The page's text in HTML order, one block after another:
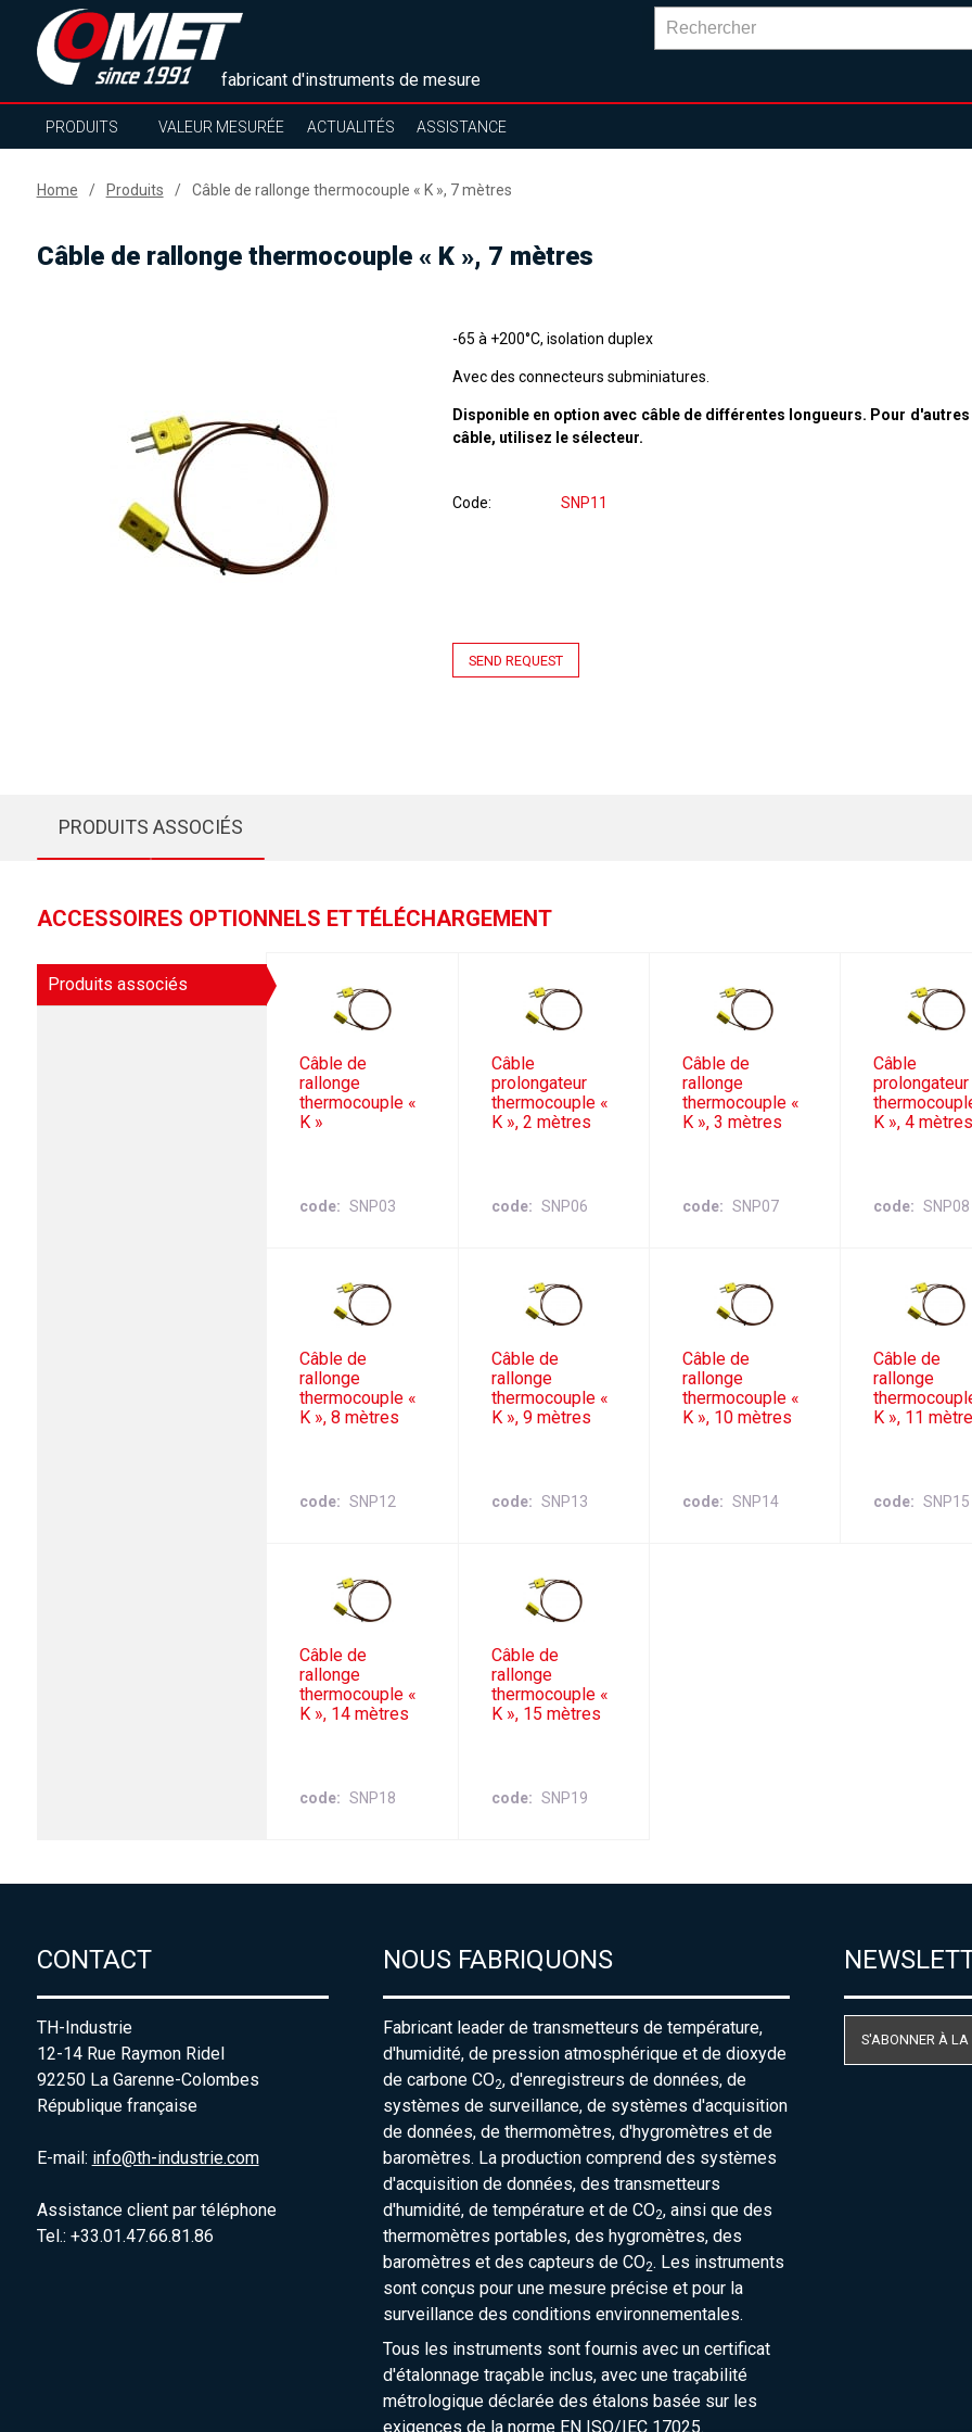
fabricant d'instruments de mesure
PRODUITS VALEUR MESURÉE ACTUALITÉS ASSISTANCE
Home Produits Câble de rallonge thermocouple « K », 7 mètres
Câble de rallonge thermocouple « K », 7 mètres
-65 à +200°C, isolation duplex
Avec des connecteurs subminiatures.
Disponible en option avec câble de différentes longueurs. Pour
câble, utilisez le sélecteur.
Code SNP11
SEND REQUEST
PRODUITS ASSOCIÉS
ACCESSOIRES OPTIONNELS ET TÉLÉCHARGEMENT
Produits associés
Câble de
rallonge
thermocouple «
K »
code SNP03
Câble
prolongateur
thermocouple «
K », 2 mètres
code SNP06
Câble de
rallonge
thermocouple «
K », 3 mètres
code SNP07
Câble
prolongateur
K », 4 mètres
code SNP08
Câble de
rallonge
thermocouple «
K », 8 mètres
code SNP12
Câble de
rallonge
thermocouple «
K », 9 mètres
code SNP13
Câble de
rallonge
thermocouple «
K », 10 mètres
code SNP14
Câble de
rallonge
K », 11
code SNP15
Câble de
rallonge
thermocouple «
K », 14 mètres
code SNP18
Câble de
rallonge
thermocouple «
K », 15 mètres
code SNP19
CONTACT
TH-Industrie
12-14 Rue Raymon Ridel
92250 La Garenne-Colombes
République française
E-mail: info@th-industrie.com
Assistance client par téléphone
Tel.: +33.01.47.66.81.86
NOUS FABRIQUONS
Fabricant leader de transmetteurs de température,
d'humidité, de pression atmosphérique et de dioxyde
de carbone CO2, d'enregistreurs de données, de
systèmes de surveillance, de systèmes d'acquisition
de données, de thermomètres, d'hygromètres et de
baromètres. La production comprend des systèmes
d'acquisition de données, des transmetteurs
d'humidité, de température et de CO2, ainsi que des
thermomètres portables, des hygromètres, des
baromètres et des capteurs de CO2. Les instruments
sont conçus pour une mesure précise et pour la
surveillance des conditions environnementales.
Tous les instruments sont fournis avec un certificat
d'étalonnage traçable inclus, avec une traçabilité
métrologique déclarée des étalons basée sur les
exigences de la norme EN ISO/IEC 17025.
S'ABONNER À LA